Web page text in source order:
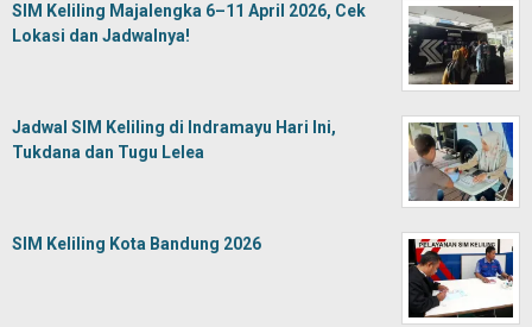
SIM Keliling Majalengka 6–11 April 2026, Cek
Lokasi dan Jadwalnya!
Jadwal SIM Keliling di Indramayu Hari Ini,
Tukdana dan Tugu Lelea
SIM Keliling Kota Bandung 2026